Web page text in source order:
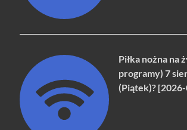
Piłka nożna na
programy) 7
(Piątek)?